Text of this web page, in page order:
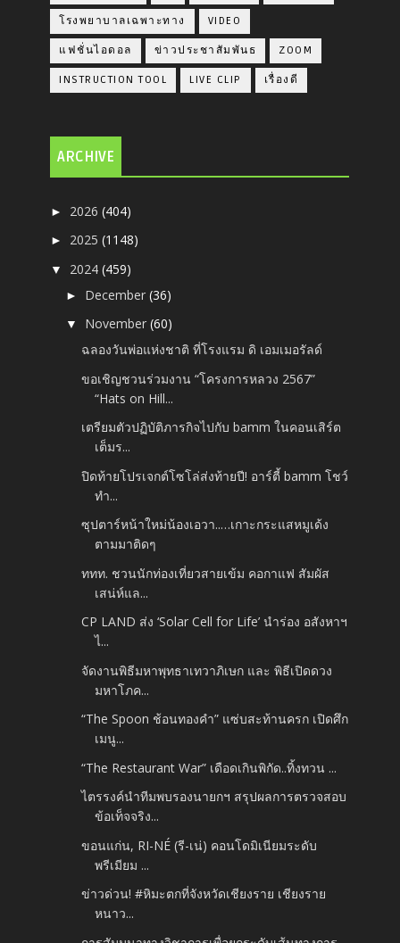
โรงพยาบาลเฉพาะทาง VIDEO
แฟชั่นไอดอล ข่าวประชาสัมพันธ ZOOM
INSTRUCTION TOOL LIVE CLIP เรื่องดี
ARCHIVE
► 2026(404)
► 2025(1148)
▼ 2024(459)
► December(36)
▼ November(60)
ฉลองวันพ่อแห่งชาติ ที่โรงแรม ดิ เอมเมอรัลด์
ขอเชิญชวนร่วมงาน “โครงการหลวง 2567”
“Hats on Hill...
เตรียมตัวปฏิบัติภารกิจไปกับ bamm ในคอนเสิร์ต
เต็มร...
ปิดท้ายโปรเจกต์โซโล่ส่งท้ายปี! อาร์ตี้ bamm โชว์
ทำ...
ซุปตาร์หน้าใหม่น้องเอวา..…เกาะกระแสหมูเด้ง
ตามมาติดๆ
ททท. ชวนนักท่องเที่ยวสายเข้ม คอกาแฟ สัมผัส
เสน่ห์แล...
CP LAND ส่ง ‘Solar Cell for Life’ นำร่อง อสังหาฯ
ไ...
จัดงานพิธีมหาพุทธาเทวาภิเษก และ พิธีเปิดดวง
มหาโภค...
“The Spoon ช้อนทองคำ” แซ่บสะท้านครก เปิดศึก
เมนู...
“The Restaurant War” เดือดเกินพิกัด..ทิ้งทวน ...
ไตรรงค์นำทีมพบรองนายกฯ สรุปผลการตรวจสอบ
ข้อเท็จจริง...
ขอนแก่น, RI-NÉ (รี-เน่) คอนโดมิเนียมระดับ
พรีเมียม ...
ข่าวด่วน! #หิมะตกที่จังหวัดเชียงราย เชียงราย
หนาว...